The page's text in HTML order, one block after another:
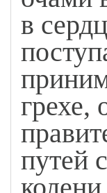
в
грехе,
путей